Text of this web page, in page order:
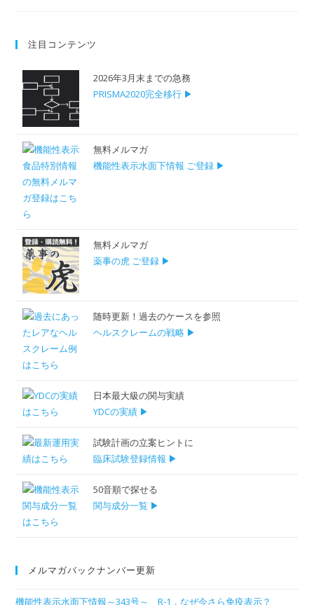
注目コンテンツ
2026年3月末までの急務
PRISMA2020完全移行 ▶
無料メルマガ
機能性表示水面下情報 ご登録 ▶
無料メルマガ
薬事の虎 ご登録 ▶
随時更新！過去のケースを参照
ヘルスクレームの戦略 ▶
日本最大級の関与実績
YDCの実績 ▶
試験計画の立案ヒントに
臨床試験登録情報 ▶
50音順で探せる
関与成分一覧 ▶
メルマガバックナンバー更新
機能性表示水面下情報～343号～ R-1．なぜ今さら免疫表示？